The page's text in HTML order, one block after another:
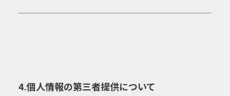
4.個人情報の第三者提供について